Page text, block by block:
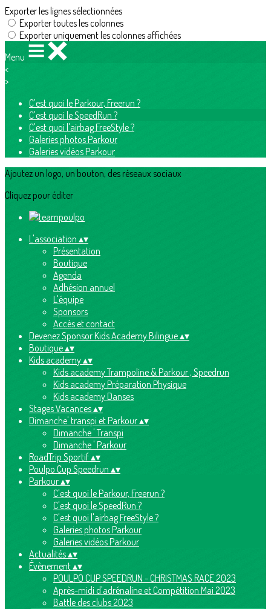
Exporter les lignes sélectionnées
Exporter toutes les colonnes
Exporter uniquement les colonnes affichées
Menu
<
>
C'est quoi le Parkour, Freerun ?
C'est quoi le SpeedRun ?
C'est quoi l'airbag FreeStyle ?
Galeries photos Parkour
Galeries vidéos Parkour
Ajoutez un logo, un bouton, des réseaux sociaux
Cliquez pour éditer
L'association ▴▾
Présentation
Boutique
Agenda
Adhésion annuel
L'équipe
Sponsors
Accès et contact
Devenez Sponsor Kids Academy Bilingue▴▾
Boutique▴▾
Kids academy▴▾
Kids academy Trampoline & Parkour , Speedrun
Kids academy Préparation Physique
Kids academy Danses
Stages Vacances▴▾
Dimanche' transpi et Parkour▴▾
Dimanche ' Transpi
Dimanche ' Parkour
RoadTrip Sportif▴▾
Poulpo Cup Speedrun ▴▾
Parkour▴▾
C'est quoi le Parkour, Freerun ?
C'est quoi le SpeedRun ?
C'est quoi l'airbag FreeStyle ?
Galeries photos Parkour
Galeries vidéos Parkour
Actualités▴▾
Évènement▴▾
POULPO CUP SPEEDRUN - CHRISTMAS RACE 2023
Après-midi d'adrénaline et Compétition Mai 2023
Battle des clubs 2023